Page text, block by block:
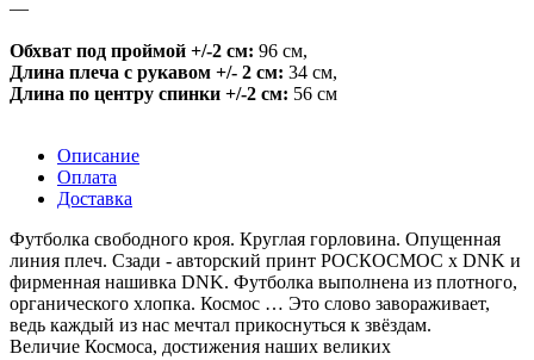
—
Обхват под проймой +/-2 см: 96 см,
Длина плеча с рукавом +/- 2 см: 34 см,
Длина по центру спинки +/-2 см: 56 см
Описание
Оплата
Доставка
Футболка свободного кроя. Круглая горловина. Опущенная
линия плеч. Сзади - авторский принт РОСКОСМОС х DNK и
фирменная нашивка DNK. Футболка выполнена из плотного,
органического хлопка. Космос … Это слово завораживает,
ведь каждый из нас мечтал прикоснуться к звёздам.
Величие Космоса, достижения наших великих